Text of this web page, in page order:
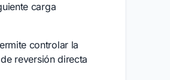
carga
controlar la
reversión directa